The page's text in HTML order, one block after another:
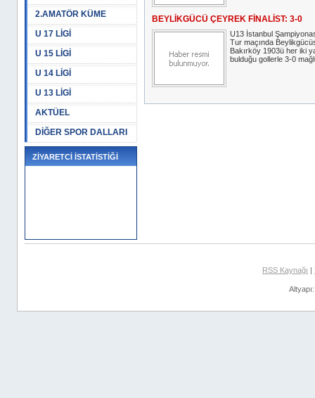
2.AMATÖR KÜME
U 17 LİGİ
U 15 LİGİ
U 14 LİGİ
U 13 LİGİ
AKTÜEL
DİĞER SPOR DALLARI
ZİYARETCİ İSTATİSTİĞİ
BEYLİKGÜCÜ ÇEYREK FİNALİST: 3-0
U13 İstanbul
Tur maçında
Bakırköy 1903ü her iki
bulduğu gollerle 3-0
RSS Kaynağı |